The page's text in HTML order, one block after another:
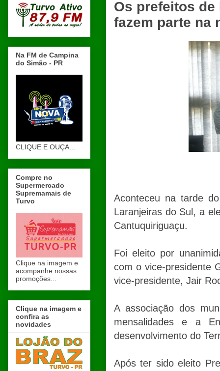
Os prefeitos de
fazem parte na
Aconteceu na tarde
Laranjeiras do Sul, a
Cantuquiriguaçu.
Foi eleito por
com o vice-presidente
vice-presidente, Jair
A associação dos
mensalidades e a
desenvolvimento do
Após ter sido eleito
Na FM de Campina
do Simão - PR
CLIQUE E OUÇA...
Compre no
Supermercado
Supremamais de
Turvo
Clique na imagem e
acompanhe nossas
promoções...
Clique na imagem e
confira as
novidades